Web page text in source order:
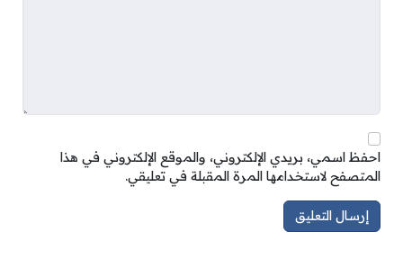
احفظ اسمي، بريدي الإلكتروني، والموقع الإلكتروني في هذا
المتصفح لاستخدامها المرة المقبلة في تعليقي.